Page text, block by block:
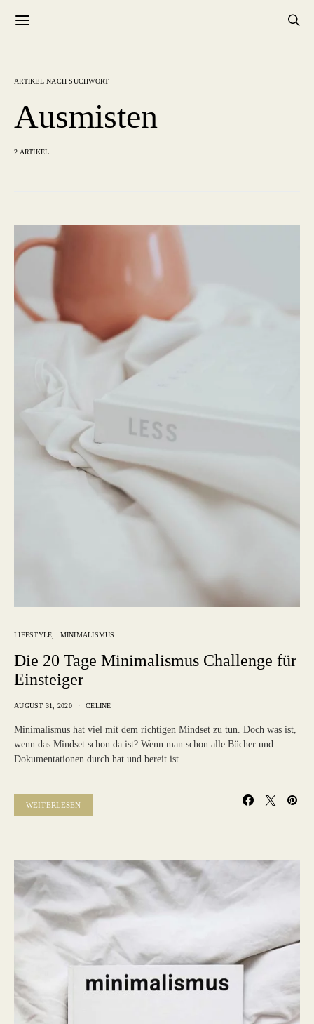
ARTIKEL NACH SUCHWORT
Ausmisten
2 ARTIKEL
LIFESTYLE MINIMALISMUS
Die 20 Tage Minimalismus Challenge für
Einsteiger
AUGUST 31, 2020 CELINE
Minimalismus hat viel mit dem richtigen Mindset zu tun. Doch was ist,
wenn das Mindset schon da ist? Wenn man schon alle Bücher und
Dokumentationen durch hat und bereit ist…
WEITERLESEN